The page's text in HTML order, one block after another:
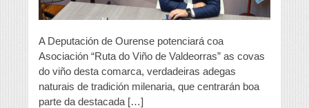
A Deputación de Ourense potenciará coa
Asociación “Ruta do Viño de Valdeorras” as covas
do viño desta comarca, verdadeiras adegas
naturais de tradición milenaria, que centrarán boa
parte da destacada […]